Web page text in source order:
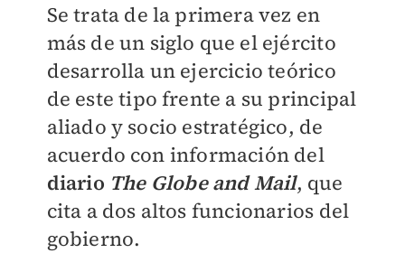
Se trata de la primera vez en
más de un siglo que el ejército
desarrolla un ejercicio teórico
de este tipo frente a su principal
aliado y socio estratégico, de
acuerdo con información del
diario The Globe and Mail, que
cita a dos altos funcionarios del
gobierno.